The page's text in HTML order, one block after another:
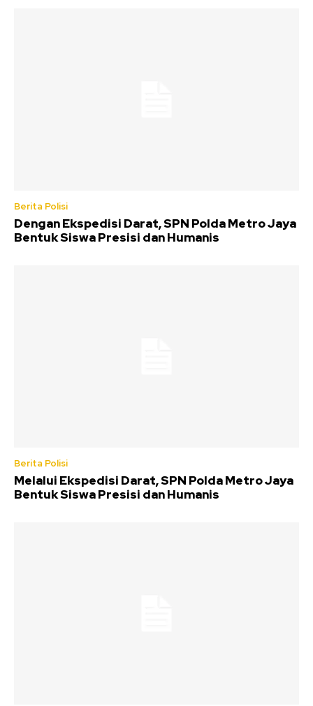
Berita Polisi
Dengan Ekspedisi Darat, SPN Polda Metro Jaya
Bentuk Siswa Presisi dan Humanis
Berita Polisi
Melalui Ekspedisi Darat, SPN Polda Metro Jaya
Bentuk Siswa Presisi dan Humanis